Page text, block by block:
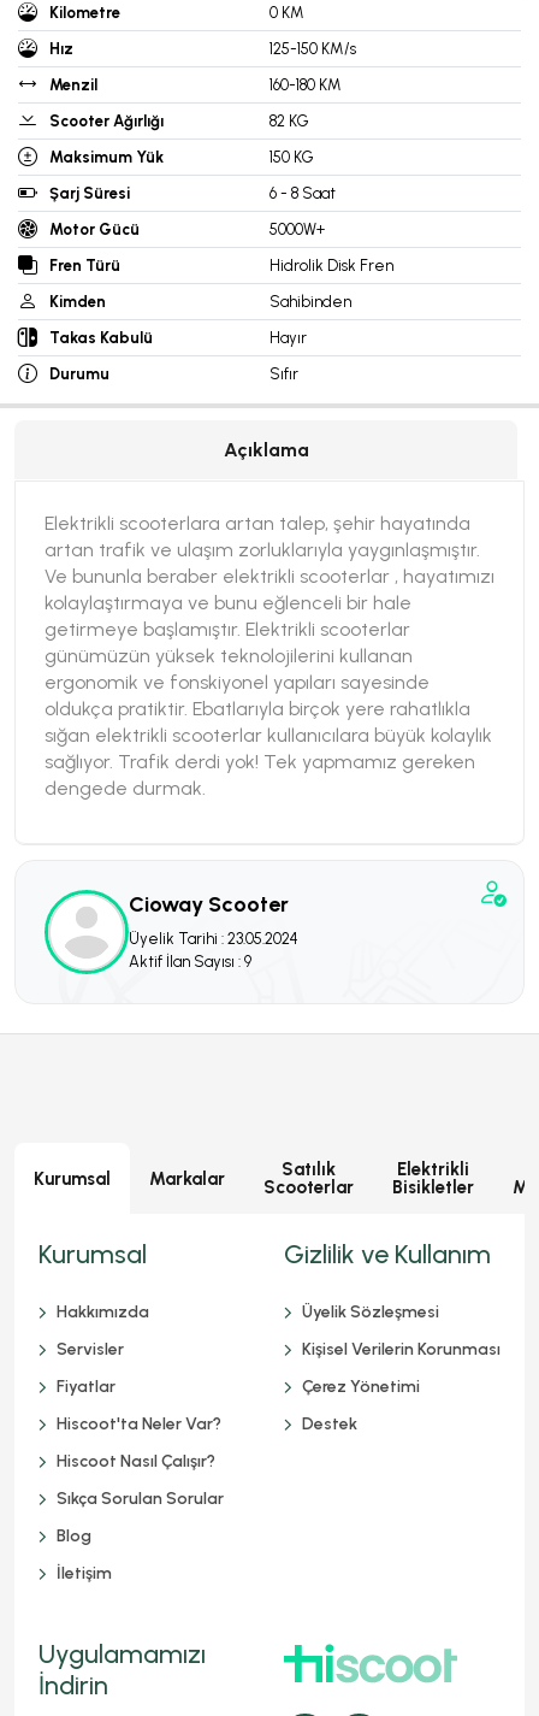
Kilometre
0 KM
Hız
125-150 KM/s
Menzil
160-180 KM
Scooter Ağırlığı
82 KG
Maksimum Yük
150 KG
Şarj Süresi
6 - 8 Saat
Motor Gücü
5000W+
Fren Türü
Hidrolik Disk Fren
Kimden
Sahibinden
Takas Kabulü
Hayır
Durumu
Sıfır
Cioway Scooter
Üyelik Tarihi : 23.05.2024
Aktif İlan Sayısı : 9
Açıklama
Elektrikli scooterlara artan talep, şehir hayatında
artan trafik ve ulaşım zorluklarıyla yaygınlaşmıştır.
Ve bununla beraber elektrikli scooterlar , hayatımızı
kolaylaştırmaya ve bunu eğlenceli bir hale
getirmeye başlamıştır. Elektrikli scooterlar
günümüzün yüksek teknolojilerini kullanan
ergonomik ve fonskiyonel yapıları sayesinde
oldukça pratiktir. Ebatlarıyla birçok yere rahatlıkla
sığan elektrikli scooterlar kullanıcılara büyük kolaylık
sağlıyor. Trafik derdi yok! Tek yapmamız gereken
dengede durmak.
Kurumsal Markalar
Satılık
Scooterlar
Elektrikli
Bisikletler
Kurumsal
Hakkımızda
Servisler
Fiyatlar
Hiscoot'ta Neler Var?
Hiscoot Nasıl Çalışır?
Sıkça Sorulan Sorular
Blog
İletişim
Gizlilik ve Kullanım
Üyelik Sözleşmesi
Kişisel Verilerin Korunması
Çerez Yönetimi
Destek
Uygulamamızı
İndirin